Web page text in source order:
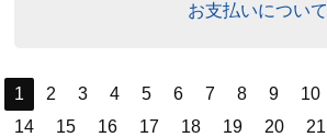
お支払いについて
1 2 3 4 5 6 7 8 9 10
14
15 16 17 18 19 20 21